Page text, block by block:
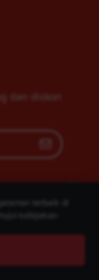
dan diskon